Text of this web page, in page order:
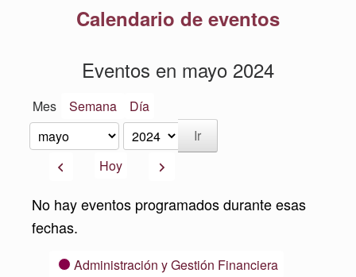
Calendario de eventos
Eventos en mayo 2024
Mes Semana Día
Mes
Año
AnteriorHoy Siguiente
No hay eventos programados durante esas
fechas.
CategoríasAdministración y Gestión Financiera